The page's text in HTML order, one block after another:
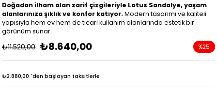
Doğadan ilham alan zarif çizgileriyle Lotus Sandalye, yaşam
alanlarınıza şıklık ve konfor katıyor.Modern tasarımı ve kaliteli
yapısıyla hem ev hem de ticari kullanım alanlarında estetik bir
görünüm sunar.
₺11.520,00 ₺8.640,00 %25
İndirim
₺2.880,00 `den başlayan taksitlerle